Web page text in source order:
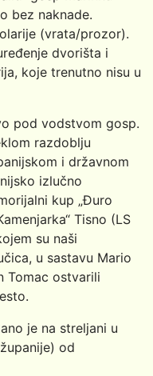
bez naknade.
(vrata/prozor).
dvorišta i
koje trenutno nisu u
pod vodstvom gosp.
razdoblju
i državnom
izlučno
kup „Đuro
Tisno (LS
su naši
u sastavu Mario
Tomac ostvarili
je na streljani u
od